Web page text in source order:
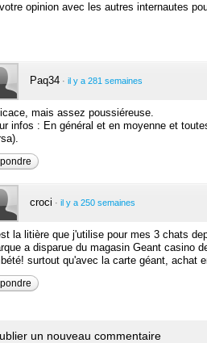
opinion avec les autres internautes
Paq34 · il y a 281 semaines
mais assez poussiéreuse.
infos : En général et en moyenne et
croci · il y a 250 semaines
la litière que j'utilise pour mes 3 chats
a disparue du magasin Geant casino
surtout qu'avec la carte géant, achat
un nouveau commentaire